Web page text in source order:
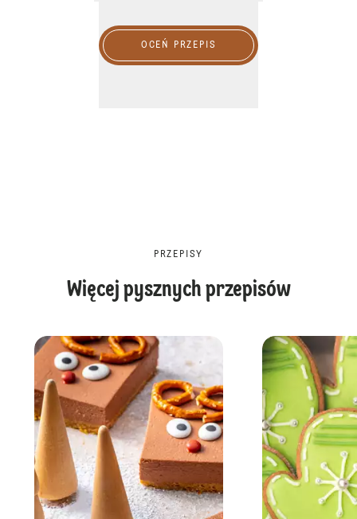
OCEŃ PRZEPIS
PRZEPISY
Więcej pysznych przepisów